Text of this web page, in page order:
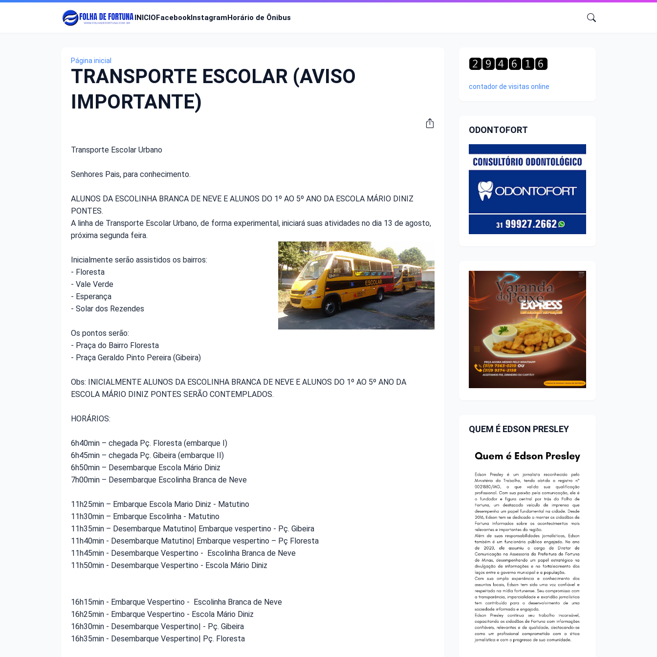
INICIOFacebookInstagramHorário de Ônibus
Página inicial
TRANSPORTE ESCOLAR (AVISO
IMPORTANTE)
Transporte Escolar Urbano
Senhores Pais, para conhecimento.
ALUNOS DA ESCOLINHA BRANCA DE NEVE E ALUNOS DO 1º AO 5º ANO DA ESCOLA MÁRIO DINIZ
PONTES.
A linha de Transporte Escolar Urbano, de forma experimental, iniciará suas atividades no dia 13 de agosto,
próxima segunda feira.
Inicialmente serão assistidos os bairros:
- Floresta
- Vale Verde
- Esperança
- Solar dos Rezendes
Os pontos serão:
- Praça do Bairro Floresta
- Praça Geraldo Pinto Pereira (Gibeira)
Obs: INICIALMENTE ALUNOS DA ESCOLINHA BRANCA DE NEVE E ALUNOS DO 1º AO 5º ANO DA
ESCOLA MÁRIO DINIZ PONTES SERÃO CONTEMPLADOS.
HORÁRIOS:
6h40min – chegada Pç. Floresta (embarque I)
6h45min – chegada Pç. Gibeira (embarque II)
6h50min – Desembarque Escola Mário Diniz
7h00min – Desembarque Escolinha Branca de Neve
11h25min – Embarque Escola Mario Diniz - Matutino
11h30min – Embarque Escolinha - Matutino
11h35min – Desembarque Matutino| Embarque vespertino - Pç. Gibeira
11h40min - Desembarque Matutino| Embarque vespertino – Pç Floresta
11h45min - Desembarque Vespertino - Escolinha Branca de Neve
11h50min - Desembarque Vespertino - Escola Mário Diniz
16h15min - Embarque Vespertino - Escolinha Branca de Neve
16h25min - Embarque Vespertino - Escola Mário Diniz
16h30min - Desembarque Vespertino| - Pç. Gibeira
16h35min - Desembarque Vespertino| Pç. Floresta
contador de visitas online
ODONTOFORT
QUEM É EDSON PRESLEY